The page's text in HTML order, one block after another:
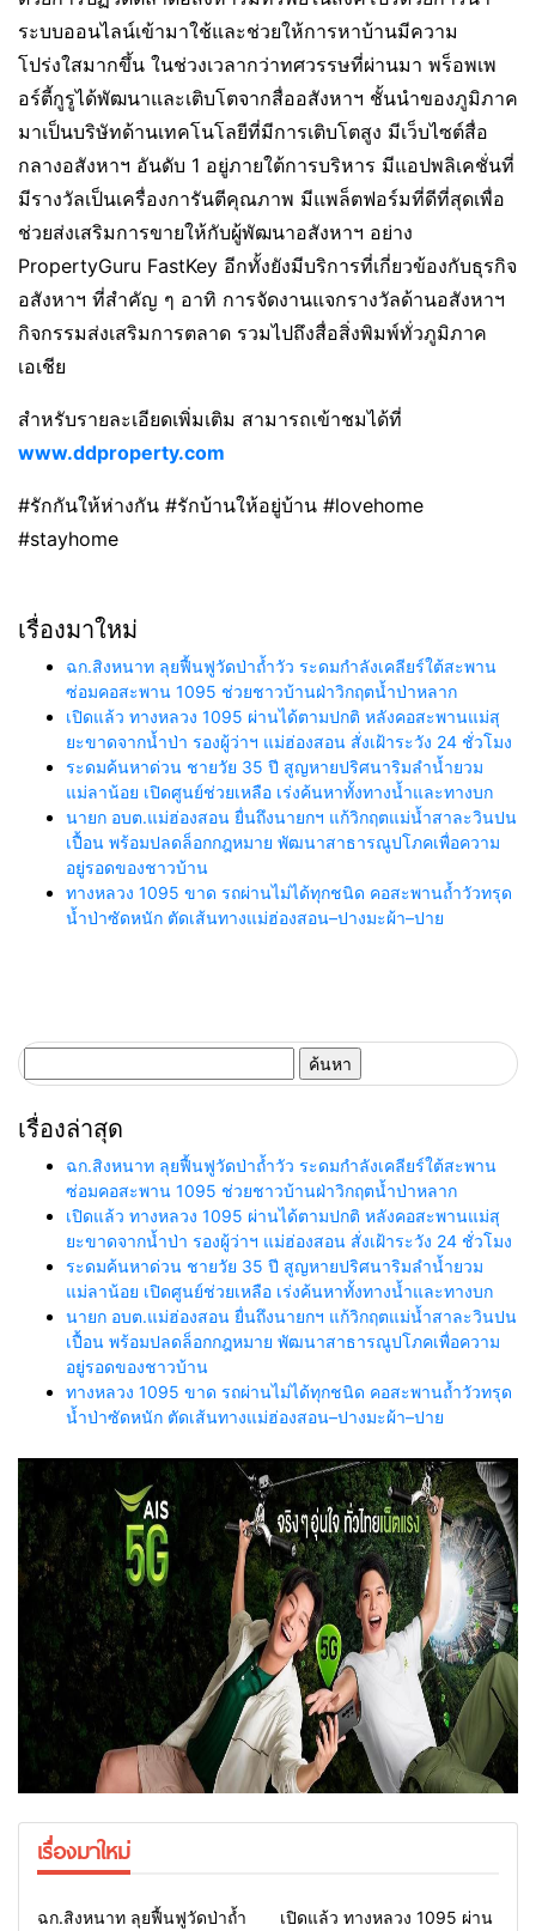
ระบบออนไลน์เข้ามาใช้และช่วยให้การหาบ้านมีความ
โปร่งใสมากขึ้น ในช่วงเวลากว่าทศวรรษที่ผ่านมา พร็อพเพ
อร์ตี้กูรูได้พัฒนาและเติบโตจากสื่ออสังหาฯ ชั้นนำของภูมิภาค
มาเป็นบริษัทด้านเทคโนโลยีที่มีการเติบโตสูง มีเว็บไซต์สื่อ
กลางอสังหาฯ อันดับ 1 อยู่ภายใต้การบริหาร มีแอปพลิเคชั่นที่
มีรางวัลเป็นเครื่องการันตีคุณภาพ มีแพล็ตฟอร์มที่ดีที่สุดเพื่อ
ช่วยส่งเสริมการขายให้กับผู้พัฒนาอสังหาฯ อย่าง
PropertyGuru FastKey อีกทั้งยังมีบริการที่เกี่ยวข้องกับธุรกิจ
อสังหาฯ ที่สำคัญ ๆ อาทิ การจัดงานแจกรางวัลด้านอสังหาฯ
กิจกรรมส่งเสริมการตลาด รวมไปถึงสื่อสิ่งพิมพ์ทั่วภูมิภาค
เอเชีย
สำหรับรายละเอียดเพิ่มเติม สามารถเข้าชมได้ที่
www.ddproperty.com
#รักกันให้ห่างกัน #รักบ้านให้อยู่บ้าน #lovehome
#stayhome
เรื่องมาใหม่
ฉก.สิงหนาท ลุยฟื้นฟูวัดป่าถ้ำวัว ระดมกำลังเคลียร์ใต้สะพาน
ซ่อมคอสะพาน 1095 ช่วยชาวบ้านฝ่าวิกฤตน้ำป่าหลาก
เปิดแล้ว ทางหลวง 1095 ผ่านได้ตามปกติ หลังคอสะพานแม่สุ
ยะขาดจากน้ำป่า รองผู้ว่าฯ แม่ฮ่องสอน สั่งเฝ้าระวัง 24 ชั่วโมง
ระดมค้นหาด่วน ชายวัย 35 ปี สูญหายปริศนาริมลำน้ำยวม
แม่ลาน้อย เปิดศูนย์ช่วยเหลือ เร่งค้นหาทั้งทางน้ำและทางบก
นายก อบต.แม่ฮ่องสอน ยื่นถึงนายกฯ แก้วิกฤตแม่น้ำสาละวินปน
เปื้อน พร้อมปลดล็อกกฎหมาย พัฒนาสาธารณูปโภคเพื่อความ
อยู่รอดของชาวบ้าน
ทางหลวง 1095 ขาด รถผ่านไม่ได้ทุกชนิด คอสะพานถ้ำวัวทรุด
น้ำป่าซัดหนัก ตัดเส้นทางแม่ฮ่องสอน–ปางมะผ้า–ปาย
สำหรับ:
เรื่องล่าสุด
ฉก.สิงหนาท ลุยฟื้นฟูวัดป่าถ้ำวัว ระดมกำลังเคลียร์ใต้สะพาน
ซ่อมคอสะพาน 1095 ช่วยชาวบ้านฝ่าวิกฤตน้ำป่าหลาก
เปิดแล้ว ทางหลวง 1095 ผ่านได้ตามปกติ หลังคอสะพานแม่สุ
ยะขาดจากน้ำป่า รองผู้ว่าฯ แม่ฮ่องสอน สั่งเฝ้าระวัง 24 ชั่วโมง
ระดมค้นหาด่วน ชายวัย 35 ปี สูญหายปริศนาริมลำน้ำยวม
แม่ลาน้อย เปิดศูนย์ช่วยเหลือ เร่งค้นหาทั้งทางน้ำและทางบก
นายก อบต.แม่ฮ่องสอน ยื่นถึงนายกฯ แก้วิกฤตแม่น้ำสาละวินปน
เปื้อน พร้อมปลดล็อกกฎหมาย พัฒนาสาธารณูปโภคเพื่อความ
อยู่รอดของชาวบ้าน
ทางหลวง 1095 ขาด รถผ่านไม่ได้ทุกชนิด คอสะพานถ้ำวัวทรุด
น้ำป่าซัดหนัก ตัดเส้นทางแม่ฮ่องสอน–ปางมะผ้า–ปาย
เรื่องมาใหม่
Home แวดวงทหาร
ฉก.สิงหนาท ลุยฟื้นฟูวัดป่าถ้ำ
Home รอบรั้วทั่วไทย
เปิดแล้ว ทางหลวง 1095 ผ่าน